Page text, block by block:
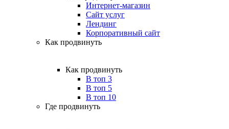
Интернет-магазин
Сайт услуг
Лендинг
Корпоративный сайт
Как продвинуть
Как продвинуть
В топ 3
В топ 5
В топ 10
Где продвинуть